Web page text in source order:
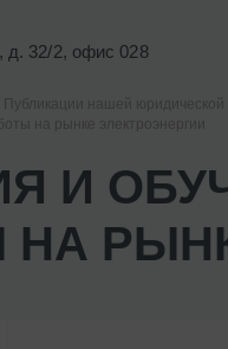
д. 32/2, офис 028
И